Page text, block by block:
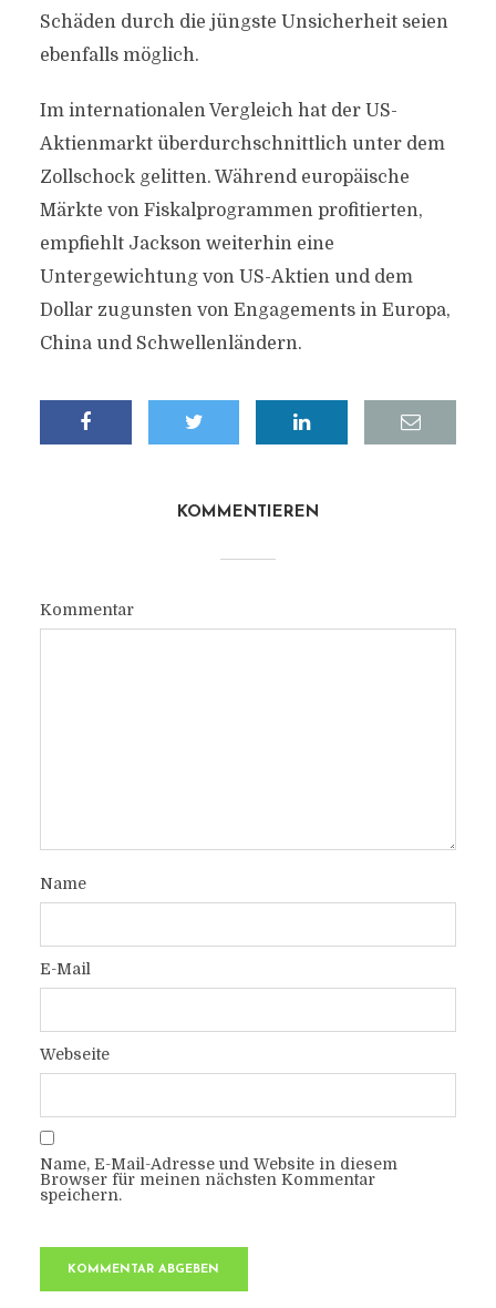
Schäden durch die jüngste Unsicherheit seien
ebenfalls möglich.
Im internationalen Vergleich hat der US-
Aktienmarkt überdurchschnittlich unter dem
Zollschock gelitten. Während europäische
Märkte von Fiskalprogrammen profitierten,
empfiehlt Jackson weiterhin eine
Untergewichtung von US-Aktien und dem
Dollar zugunsten von Engagements in Europa,
China und Schwellenländern.
KOMMENTIEREN
Kommentar
Name
E-Mail
Webseite
Name, E-Mail-Adresse und Website in diesem
Browser für meinen nächsten Kommentar
speichern.